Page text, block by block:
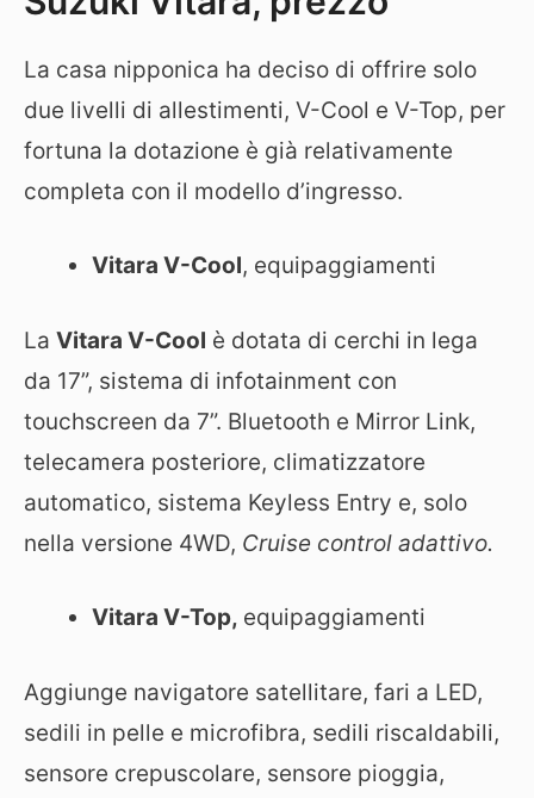
La casa nipponica ha deciso di offrire solo
due livelli di allestimenti, V-Cool e V-Top, per
fortuna la dotazione è già relativamente
completa con il modello d’ingresso.
Vitara V-Cool, equipaggiamenti
La Vitara V-Cool è dotata di cerchi in lega
da 17”, sistema di infotainment con
touchscreen da 7”. Bluetooth e Mirror Link,
telecamera posteriore, climatizzatore
automatico, sistema Keyless Entry e, solo
nella versione 4WD, Cruise control adattivo.
Vitara V-Top, equipaggiamenti
Aggiunge navigatore satellitare, fari a LED,
sedili in pelle e microfibra, sedili riscaldabili,
sensore crepuscolare, sensore pioggia,